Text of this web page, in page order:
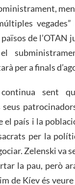
vegades”
de l’OTAN
per a finals
sent
seus
el país i la
per la
Zelenski va
la pau, però
de Kíev és veure